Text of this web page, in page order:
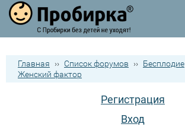
Главная ›› Список форумов ›› Бесплодие
Женский фактор
Регистрация
Вход